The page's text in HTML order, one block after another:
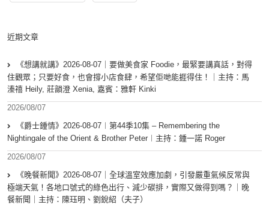
近期文章
《想講就講》2026-08-07｜要做美食家 Foodie，最緊要講真話，對得
住觀眾；只要好食，也會撐小店食肆，希望佢哋能捱得住！｜主持：馬
溱禧 Heily, 莊韻澄 Xenia, 嘉賓：雅軒 Kinki
2026/08/07
《爵士鍾情》2026-08-07︱第44季10集 – Remembering the
Nightingale of the Orient & Brother Peter︱主持：鍾一諾 Roger
2026/08/07
《晚餐新聞》2026-08-07｜全球溫室效應加劇，引發嚴重氣候反常與
極端天氣！各地口號式的綠色出行、減少碳排，實際又做得到嗎？｜晚
餐新聞｜主持：陳珏明、劉銳紹（夫子）